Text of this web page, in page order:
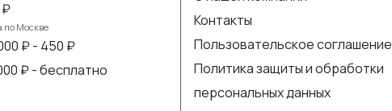
₽
по Москве
₽ - 450 ₽
₽ - бесплатно
Контакты
Пользовательское соглашение
Политика защиты и обработки
персональных данных